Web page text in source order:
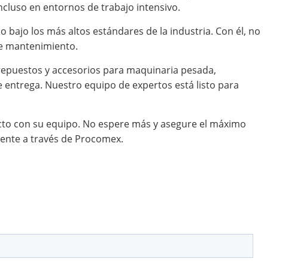
en entornos de trabajo intensivo.
bajo los más altos estándares de la industria. Con él, no
mantenimiento.
y accesorios para maquinaria pesada,
Nuestro equipo de expertos está listo para
con su equipo. No espere más y asegure el máximo
a través de Procomex.